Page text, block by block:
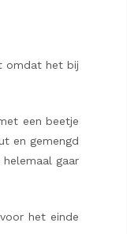
omdat het bij
een beetje
en gemengd
gaar
het einde